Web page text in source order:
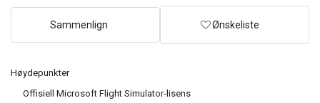
Høydepunkter
Offisiell Microsoft Flight Simulator-lisens
Sammenlign Ønskeliste